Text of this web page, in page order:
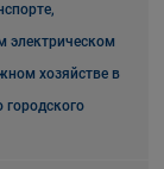
электрическом
хозяйстве в
городского